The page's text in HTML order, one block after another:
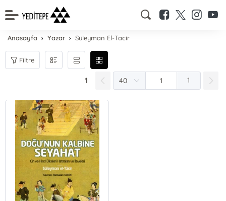
Anasayfa Yazar Süleyman El-Tacir
Filtre
1 1